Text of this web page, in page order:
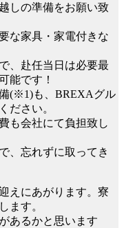
しの準備をお願い致
な家具・家電付きな
、赴任当日は必要最
能です！
(※1)も、BREXAグル
ださい。
も会社にて負担致し
、忘れずに取ってき
えにあがります。寮
ます。
あるかと思います